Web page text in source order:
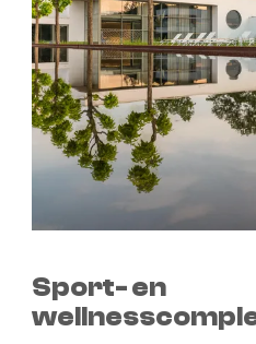
Sport- en